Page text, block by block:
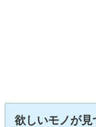
欲しいモノが